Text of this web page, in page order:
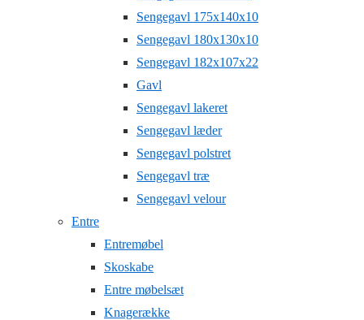
Sengegavl 175x140x10
Sengegavl 180x130x10
Sengegavl 182x107x22
Gavl
Sengegavl lakeret
Sengegavl læder
Sengegavl polstret
Sengegavl træ
Sengegavl velour
Entre
Entremøbel
Skoskabe
Entre møbelsæt
Knagerække